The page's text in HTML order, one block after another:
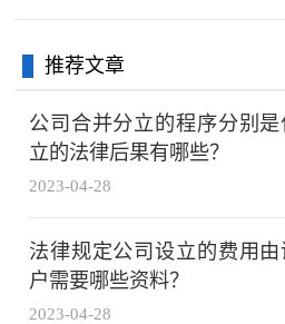
推荐文章
公司合并分立的程序分别
立的法律后果有哪些？
2023-04-28
法律规定公司设立的费用
户需要哪些资料？
2023-04-28